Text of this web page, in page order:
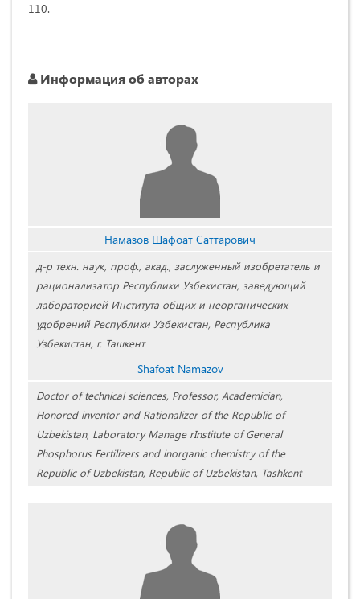
110.
Информация об авторах
Намазов Шафоат Саттарович
д-р техн. наук, проф., акад., заслуженный изобретатель и
рационализатор Республики Узбекистан, заведующий
лабораторией Института общих и неорганических
удобрений Республики Узбекистан, Республика
Узбекистан, г. Ташкент
Shafoat Namazov
Doctor of technical sciences, Professor, Academician,
Honored inventor and Rationalizer of the Republic of
Uzbekistan, Laboratory Manage rInstitute of General
Phosphorus Fertilizers and inorganic chemistry of the
Republic of Uzbekistan, Republic of Uzbekistan, Tashkent